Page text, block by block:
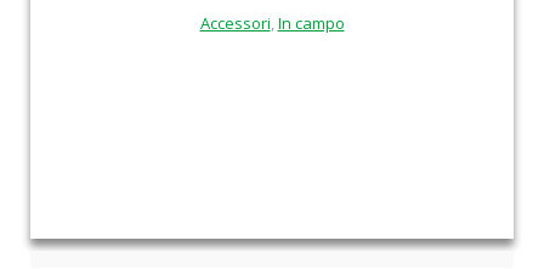
Accessori,In campo